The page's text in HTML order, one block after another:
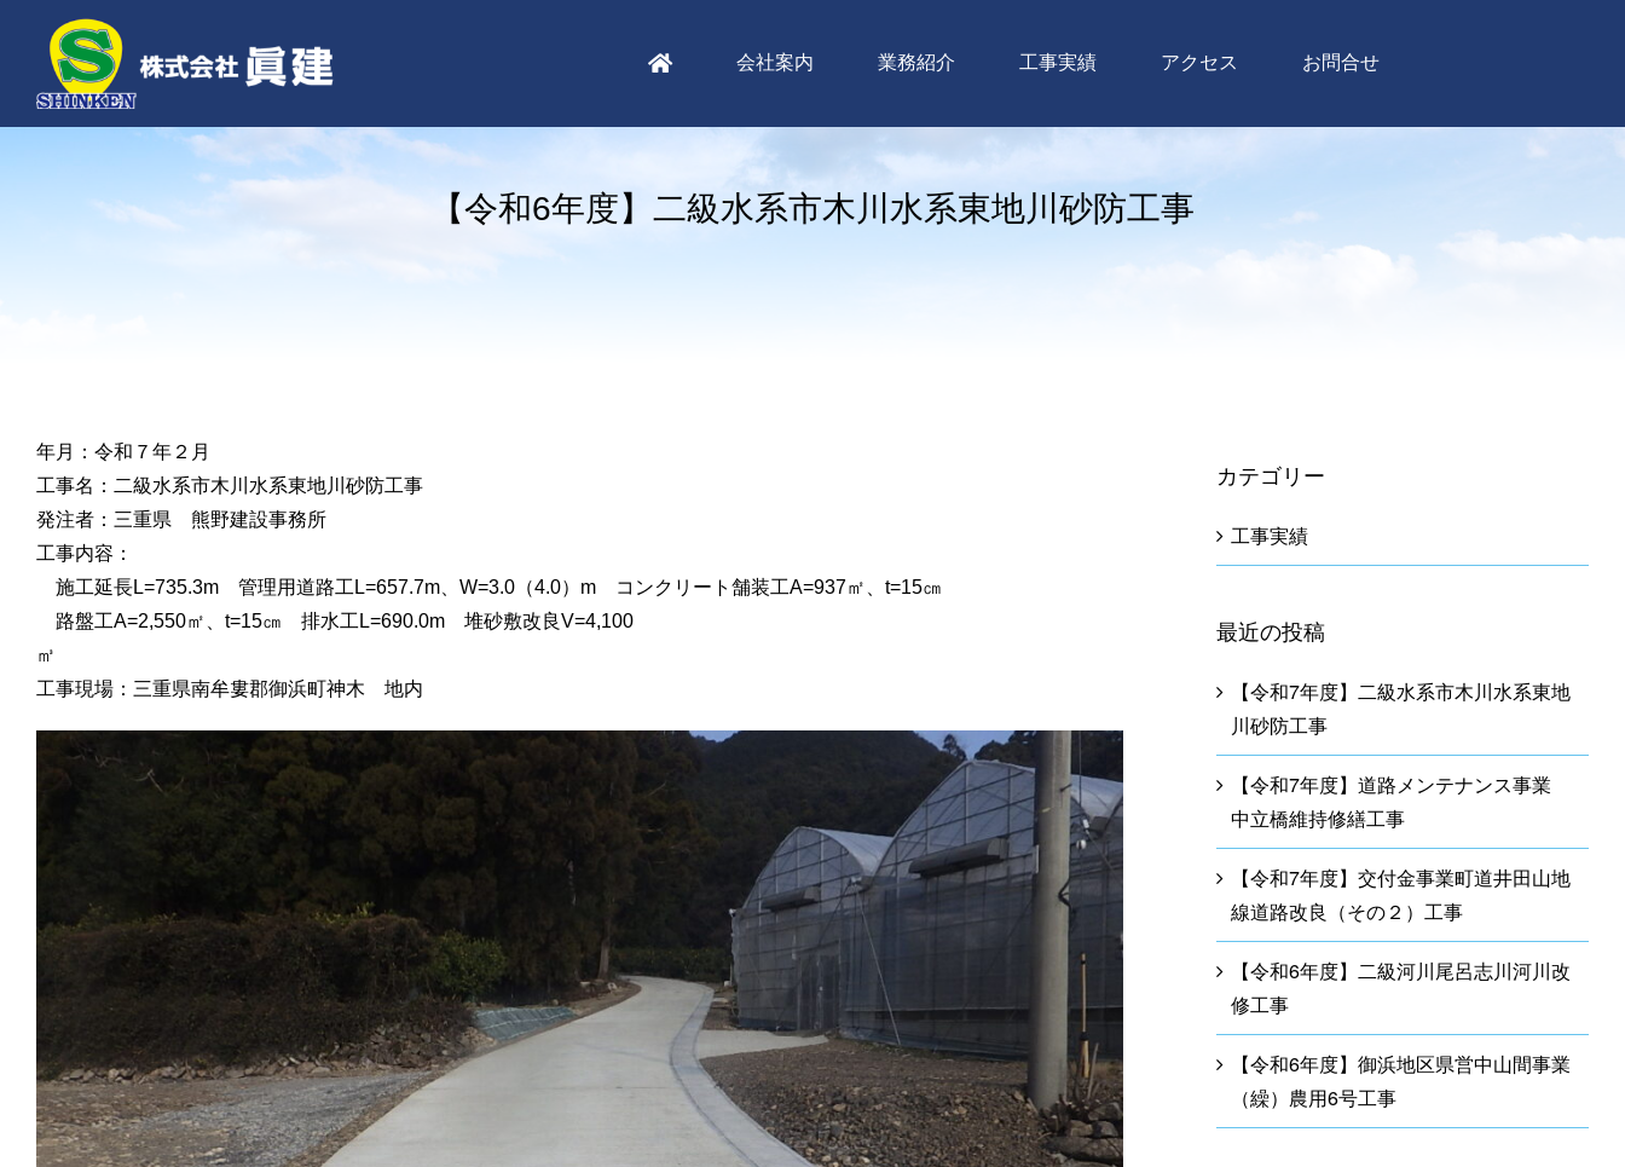
content
会社案内 業務紹介 工事実績 アクセス お問合せ
【令和6年度】二級水系市木川水系東地川砂防工事
年月：令和７年２月
工事名：二級水系市木川水系東地川砂防工事
発注者：三重県 熊野建設事務所
工事内容：
施工延長L=735.3m 管理用道路工L=657.7m、W=3.0（4.0）m コンクリート舗装工A=937㎡、t=15㎝
路盤工A=2,550㎡、t=15㎝ 排水工L=690.0m 堆砂敷改良V=4,100
㎥
工事現場：三重県南牟婁郡御浜町神木 地内
カテゴリー
工事実績
最近の投稿
【令和7年度】二級水系市木川水系東地
川砂防工事
【令和7年度】道路メンテナンス事業
中立橋維持修繕工事
【令和7年度】交付金事業町道井田山地
線道路改良（その２）工事
【令和6年度】二級河川尾呂志川河川改
修工事
【令和6年度】御浜地区県営中山間事業
（繰）農用6号工事